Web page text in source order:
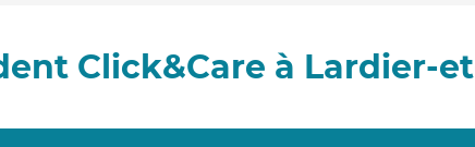
Click&Care à Lardier-